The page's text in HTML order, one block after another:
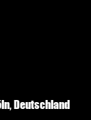
Deutschland